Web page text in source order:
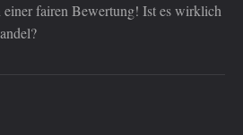
fairen Bewertung! Ist es wirklich